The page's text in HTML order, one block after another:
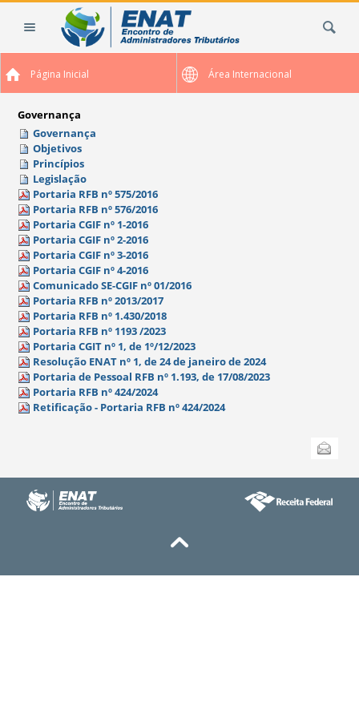
Página Inicial Área Internacional
Governança
Governança
Objetivos
Princípios
Legislação
Portaria RFB nº 575/2016
Portaria RFB nº 576/2016
Portaria CGIF nº 1-2016
Portaria CGIF nº 2-2016
Portaria CGIF nº 3-2016
Portaria CGIF nº 4-2016
Comunicado SE-CGIF nº 01/2016
Portaria RFB nº 2013/2017
Portaria RFB nº 1.430/2018
Portaria RFB nº 1193 /2023
Portaria CGIT nº 1, de 1º/12/2023
Resolução ENAT nº 1, de 24 de janeiro de 2024
Portaria de Pessoal RFB nº 1.193, de 17/08/2023
Portaria RFB nº 424/2024
Retificação - Portaria RFB nº 424/2024